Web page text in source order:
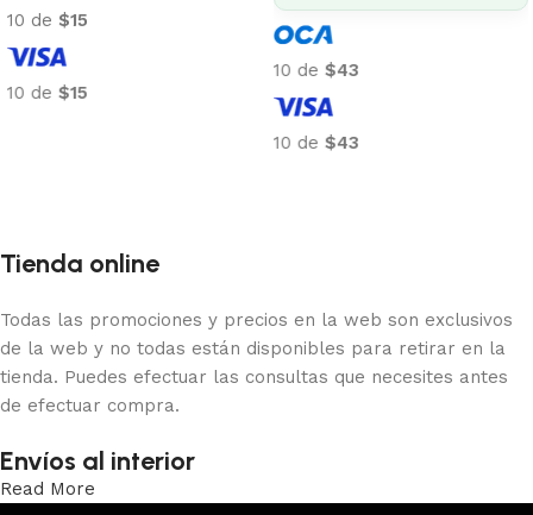
10 de $15
10 de $15
10 de $43
10 de $43
Tienda online
Todas las promociones y precios en la web son exclusivos
de la web y no todas están disponibles para retirar en la
tienda. Puedes efectuar las consultas que necesites antes
de efectuar compra.
Envíos al interior
Read More